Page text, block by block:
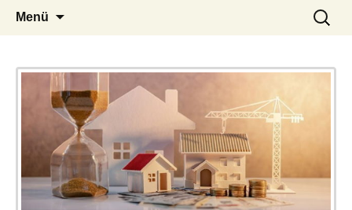
LUCKX
– das Magazin
Menü
Suchen
nach: